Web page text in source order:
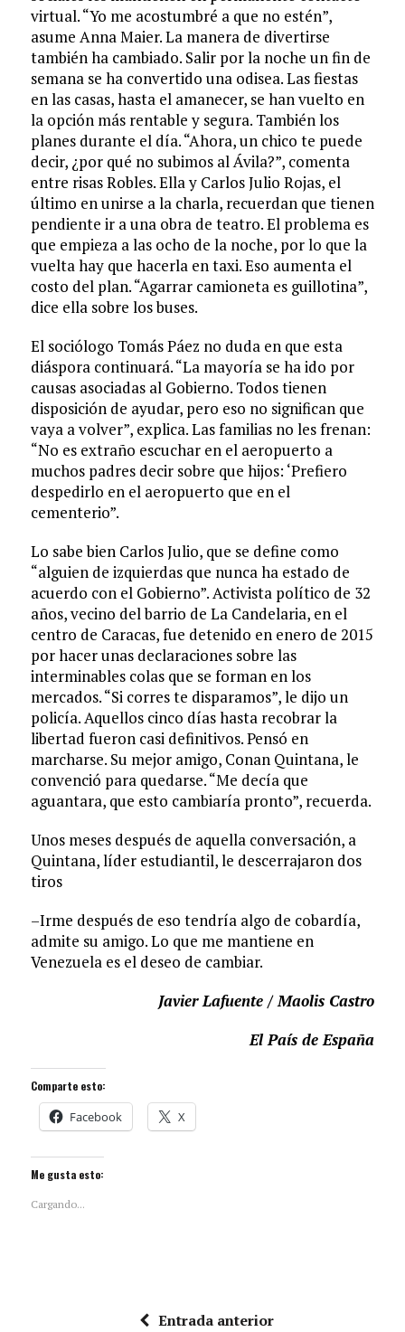
virtual. “Yo me acostumbré a que no estén”,
asume Anna Maier. La manera de divertirse
también ha cambiado. Salir por la noche un fin de
semana se ha convertido una odisea. Las fiestas
en las casas, hasta el amanecer, se han vuelto en
la opción más rentable y segura. También los
planes durante el día. “Ahora, un chico te puede
decir, ¿por qué no subimos al Ávila?”, comenta
entre risas Robles. Ella y Carlos Julio Rojas, el
último en unirse a la charla, recuerdan que tienen
pendiente ir a una obra de teatro. El problema es
que empieza a las ocho de la noche, por lo que la
vuelta hay que hacerla en taxi. Eso aumenta el
costo del plan. “Agarrar camioneta es guillotina”,
dice ella sobre los buses.
El sociólogo Tomás Páez no duda en que esta
diáspora continuará. “La mayoría se ha ido por
causas asociadas al Gobierno. Todos tienen
disposición de ayudar, pero eso no significan que
vaya a volver”, explica. Las familias no les frenan:
“No es extraño escuchar en el aeropuerto a
muchos padres decir sobre que hijos: ‘Prefiero
despedirlo en el aeropuerto que en el
cementerio”.
Lo sabe bien Carlos Julio, que se define como
“alguien de izquierdas que nunca ha estado de
acuerdo con el Gobierno”. Activista político de 32
años, vecino del barrio de La Candelaria, en el
centro de Caracas, fue detenido en enero de 2015
por hacer unas declaraciones sobre las
interminables colas que se forman en los
mercados. “Si corres te disparamos”, le dijo un
policía. Aquellos cinco días hasta recobrar la
libertad fueron casi definitivos. Pensó en
marcharse. Su mejor amigo, Conan Quintana, le
convenció para quedarse. “Me decía que
aguantara, que esto cambiaría pronto”, recuerda.
Unos meses después de aquella conversación, a
Quintana, líder estudiantil, le descerrajaron dos
tiros
–Irme después de eso tendría algo de cobardía,
admite su amigo. Lo que me mantiene en
Venezuela es el deseo de cambiar.
Javier Lafuente / Maolis Castro
El País de España
Comparte esto:
Facebook X
Me gusta esto:
Cargando...
Entrada anterior